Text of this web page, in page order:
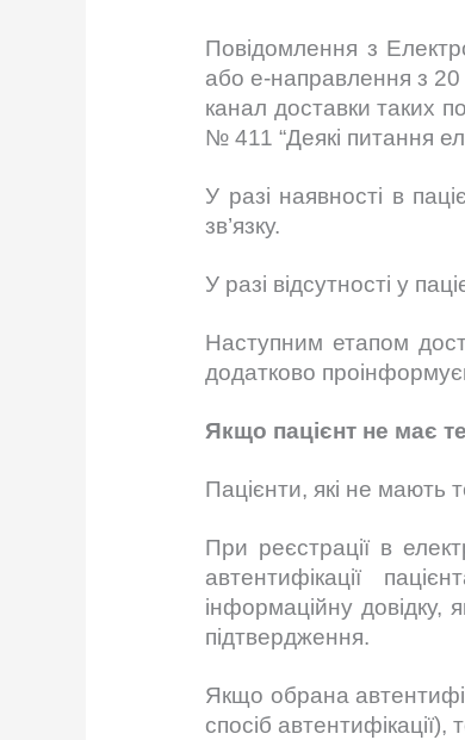
Повідомлення з
або е-направлення з
канал доставки таких
№ 411 “Деякі питання
У разі наявності в
зв’язку.
У разі відсутності у
Наступним етапом
додатково
Якщо пацієнт не має
Пацієнти, які не мають
При реєстрації в
автентифікації
інформаційну
підтвердження.
Якщо обрана
спосіб